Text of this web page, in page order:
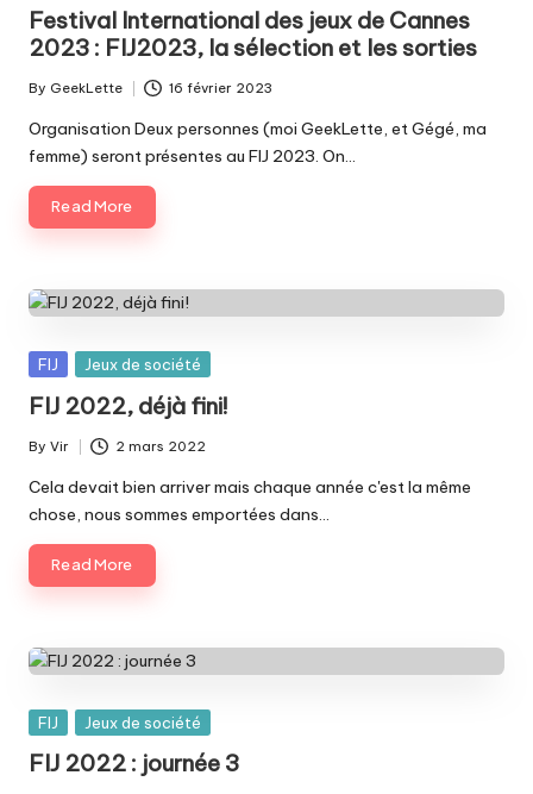
Festival International des jeux de Cannes
2023 : FIJ2023, la sélection et les sorties
Posted
by
By GeekLette 16 février 2023
Organisation Deux personnes (moi GeekLette, et Gégé, ma
femme) seront présentes au FIJ 2023. On…
Read More
Posted
FIJ Jeux de société
FIJ 2022, déjà fini!
Posted
by
By Vir 2 mars 2022
Cela devait bien arriver mais chaque année c'est la même
chose, nous sommes emportées dans…
Read More
Posted
FIJ Jeux de société
FIJ 2022 : journée 3